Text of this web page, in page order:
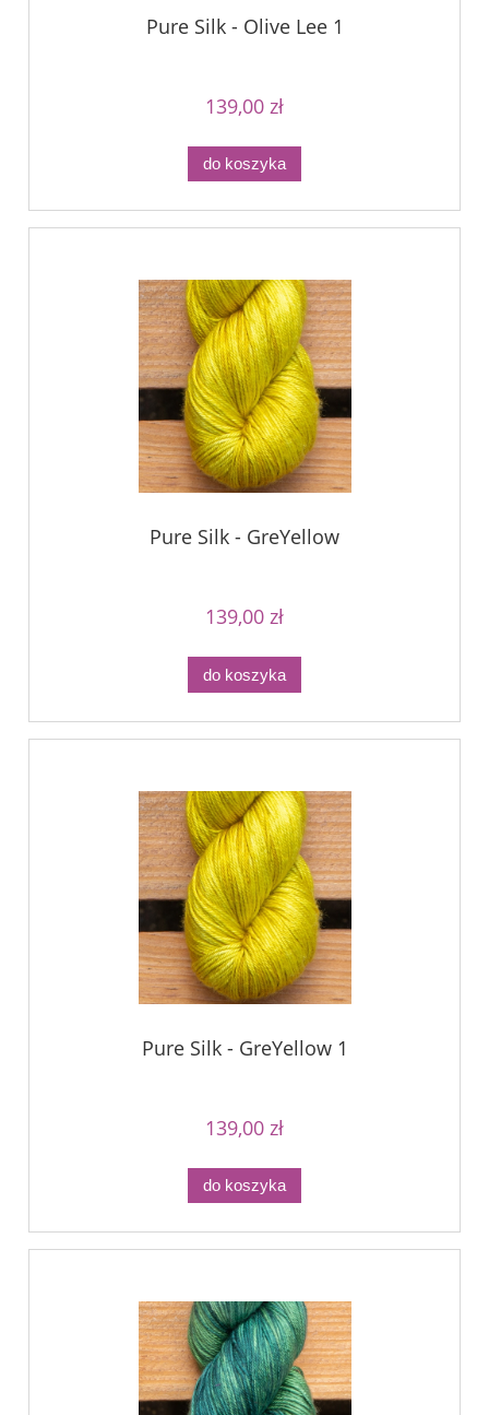
Pure Silk - Olive Lee 1
139,00 zł
do koszyka
Pure Silk - GreYellow
139,00 zł
do koszyka
Pure Silk - GreYellow 1
139,00 zł
do koszyka